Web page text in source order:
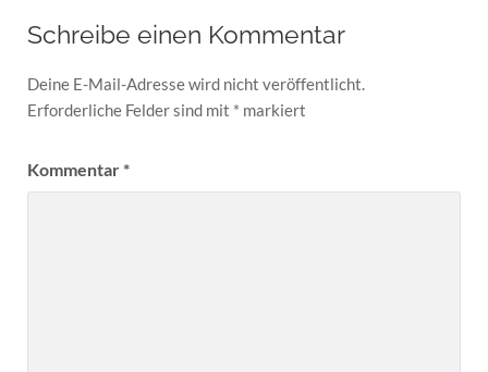
Schreibe einen Kommentar
Deine E-Mail-Adresse wird nicht veröffentlicht.
Erforderliche Felder sind mit * markiert
Kommentar*